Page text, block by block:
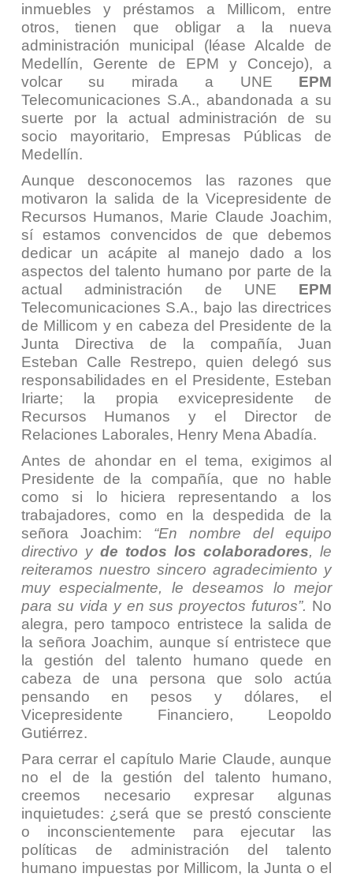
inmuebles y préstamos a Millicom, entre
otros, tienen que obligar a la nueva
administración municipal (léase Alcalde de
Medellín, Gerente de EPM y Concejo), a
volcar su mirada a UNE EPM
Telecomunicaciones S.A., abandonada a su
suerte por la actual administración de su
socio mayoritario, Empresas Públicas de
Medellín.
Aunque desconocemos las razones que
motivaron la salida de la Vicepresidente de
Recursos Humanos, Marie Claude Joachim,
sí estamos convencidos de que debemos
dedicar un acápite al manejo dado a los
aspectos del talento humano por parte de la
actual administración de UNE EPM
Telecomunicaciones S.A., bajo las directrices
de Millicom y en cabeza del Presidente de la
Junta Directiva de la compañía, Juan
Esteban Calle Restrepo, quien delegó sus
responsabilidades en el Presidente, Esteban
Iriarte; la propia exvicepresidente de
Recursos Humanos y el Director de
Relaciones Laborales, Henry Mena Abadía.
Antes de ahondar en el tema, exigimos al
Presidente de la compañía, que no hable
como si lo hiciera representando a los
trabajadores, como en la despedida de la
señora Joachim: “En nombre del equipo
directivo y de todos los colaboradores, le
reiteramos nuestro sincero agradecimiento y
muy especialmente, le deseamos lo mejor
para su vida y en sus proyectos futuros”. No
alegra, pero tampoco entristece la salida de
la señora Joachim, aunque sí entristece que
la gestión del talento humano quede en
cabeza de una persona que solo actúa
pensando en pesos y dólares, el
Vicepresidente Financiero, Leopoldo
Gutiérrez.
Para cerrar el capítulo Marie Claude, aunque
no el de la gestión del talento humano,
creemos necesario expresar algunas
inquietudes: ¿será que se prestó consciente
o inconscientemente para ejecutar las
políticas de administración del talento
humano impuestas por Millicom, la Junta o el